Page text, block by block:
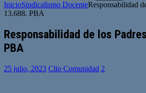
InicioSindicalismo DocenteResponsabilidad
13.688. PBA
Responsabilidad de los
PBA
25 julio, 2023 Clio Comunidad 2